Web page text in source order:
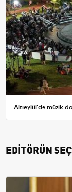
Altıeylül'de müzik
EDİTÖRÜN